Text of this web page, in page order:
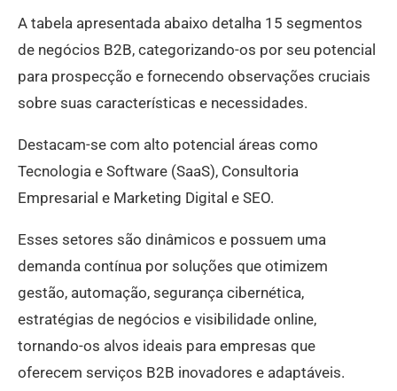
A tabela apresentada abaixo detalha 15 segmentos
de negócios B2B, categorizando-os por seu potencial
para prospecção e fornecendo observações cruciais
sobre suas características e necessidades.
Destacam-se com alto potencial áreas como
Tecnologia e Software (SaaS), Consultoria
Empresarial e Marketing Digital e SEO.
Esses setores são dinâmicos e possuem uma
demanda contínua por soluções que otimizem
gestão, automação, segurança cibernética,
estratégias de negócios e visibilidade online,
tornando-os alvos ideais para empresas que
oferecem serviços B2B inovadores e adaptáveis.